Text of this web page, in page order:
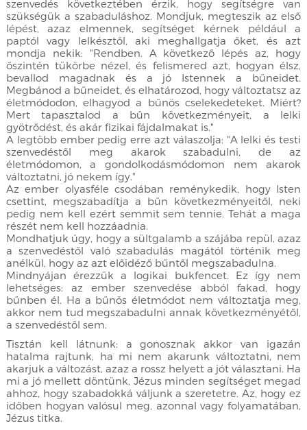
szenvedés következtében érzik, hogy segítségre van
szükségük a szabaduláshoz. Mondjuk, megteszik az első
lépést, azaz elmennek, segítséget kérnek például a
paptól vagy lelkésztől, aki meghallgatja őket, és azt
mondja nekik: "Rendben. A következő lépés az, hogy
őszintén tükörbe nézel, és felismered azt, hogyan élsz,
bevallod magadnak és a jó Istennek a bűneidet.
Megbánod a bűneidet, és elhatározod, hogy változtatsz az
életmódodon, elhagyod a bűnös cselekedeteket. Miért?
Mert tapasztalod a bűn következményeit, a lelki
gyötrődést, és akár fizikai fájdalmakat is."
A legtöbb ember pedig erre azt válaszolja: "A lelki és testi
szenvedéstől meg akarok szabadulni, de az
életmódomon, a gondolkodásmódomon nem akarok
változtatni, jó nekem így."
Az ember olyasféle csodában reménykedik, hogy Isten
csettint, megszabadítja a bűn következményeitől, neki
pedig nem kell ezért semmit sem tennie. Tehát a maga
részét nem kell hozzáadnia.
Mondhatjuk úgy, hogy a sültgalamb a szájába repül, azaz
a szenvedéstől való szabadulás magától történik meg
anélkül, hogy az azt előidéző bűntől megszabadulna.
Mindnyájan érezzük a logikai bukfencet. Ez így nem
lehetséges: az ember szenvedése abból fakad, hogy
bűnben él. Ha a bűnös életmódot nem változtatja meg,
akkor nem tud megszabadulni annak következményétől,
a szenvedéstől sem.
Tisztán kell látnunk: a gonosznak akkor van igazán
hatalma rajtunk, ha mi nem akarunk változtatni, nem
akarjuk a változást, azaz a rossz helyett a jót választani. Ha
mi a jó mellett döntünk, Jézus minden segítséget megad
ahhoz, hogy szabadokká váljunk a szeretetre. Az, hogy ez
időben hogyan valósul meg, azonnal vagy folyamatában,
Jézus titka.